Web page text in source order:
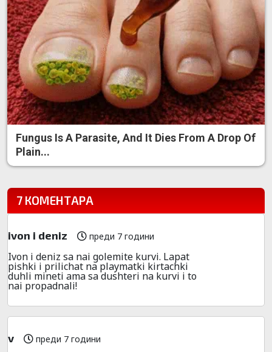
Fungus Is A Parasite, And It Dies From A Drop Of
Plain...
7 КОМЕНТАРА
ivon i deniz преди 7 години
Ivon i deniz sa nai golemite kurvi. Lapat
pishki i prilichat na playmatki kirtachki
duhli mineti ama sa dushteri na kurvi i to
nai propadnali!
v преди 7 години